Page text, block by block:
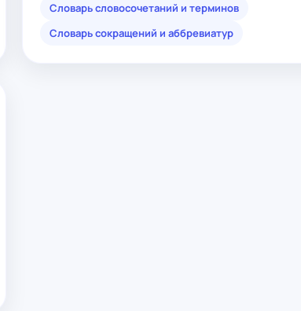
Словарь словосочетаний и терминов
Словарь сокращений и аббревиатур